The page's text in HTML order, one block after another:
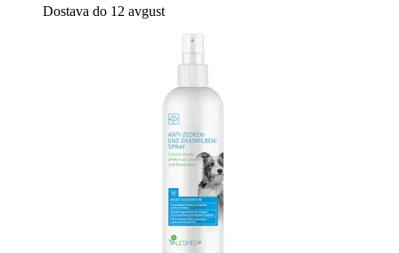
Dostava do 12 avgust